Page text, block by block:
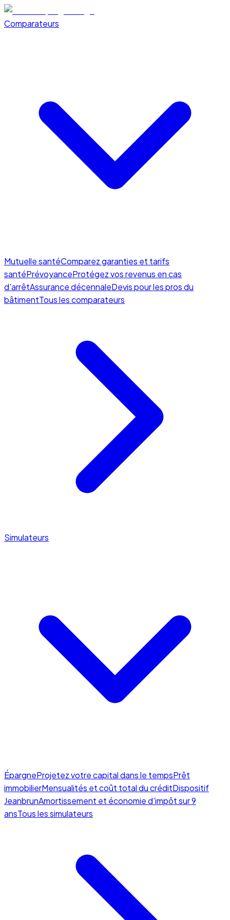
Comparateurs
Mutuelle santéComparez garanties et tarifs
santéPrévoyanceProtégez vos revenus en cas
d'arrêtAssurance décennaleDevis pour les pros du
bâtimentTous les comparateurs
Simulateurs
ÉpargneProjetez votre capital dans le tempsPrêt
immobilierMensualités et coût total du créditDispositif
JeanbrunAmortissement et économie d'impôt sur 9
ansTous les simulateurs